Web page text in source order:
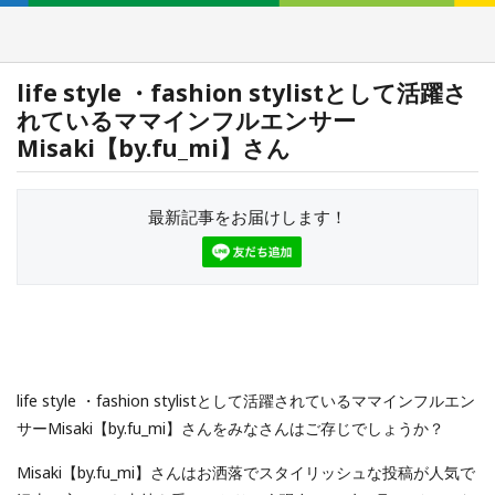
life style ・fashion stylistとして活躍さ
れているママインフルエンサー
Misaki【by.fu_mi】さん
最新記事をお届けします！
life style ・fashion stylistとして活躍されているママインフルエン
サーMisaki【by.fu_mi】さんをみなさんはご存じでしょうか？
Misaki【by.fu_mi】さんはお洒落でスタイリッシュな投稿が人気で